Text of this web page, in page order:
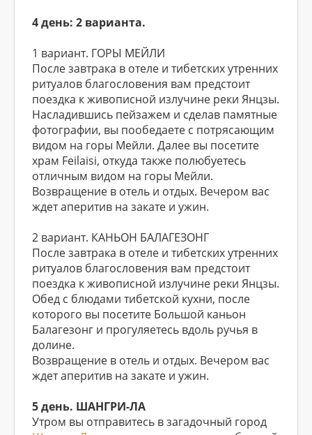
4 день: 2 варианта.
1 вариант. ГОРЫ МЕЙЛИ
После завтрака в отеле и тибетских утренних
ритуалов благословения вам предстоит
поездка к живописной излучине реки Янцзы.
Насладившись пейзажем и сделав памятные
фотографии, вы пообедаете с потрясающим
видом на горы Мейли. Далее вы посетите
храм Feilaisi, откуда также полюбуетесь
отличным видом на горы Мейли.
Возвращение в отель и отдых. Вечером вас
ждет аперитив на закате и ужин.
2 вариант. КАНЬОН БАЛАГЕЗОНГ
После завтрака в отеле и тибетских утренних
ритуалов благословения вам предстоит
поездка к живописной излучине реки Янцзы.
Обед с блюдами тибетской кухни, после
которого вы посетите Большой каньон
Балагезонг и прогуляетесь вдоль ручья в
долине.
Возвращение в отель и отдых. Вечером вас
ждет аперитив на закате и ужин.
5 день. ШАНГРИ-ЛА
Утром вы отправитесь в загадочный город